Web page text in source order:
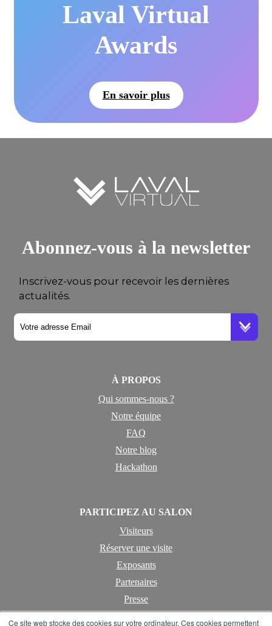
Ce site web stocke des cookies sur votre ordinateur. Ces cookies permettent
Laval Virtual
Awards
En savoir plus
Abonnez-vous à la newsletter
Inscrivez-vous pour recevoir les dernières
actualités.
À PROPOS
Qui sommes-nous ?
Notre équipe
FAQ
Notre blog
Hackathon
PARTICIPEZ AU SALON
Visiteurs
Réserver une visite
Exposants
Partenaires
Presse